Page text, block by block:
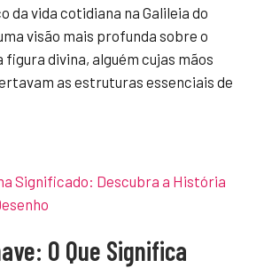
da vida cotidiana na Galileia do
visão mais profunda sobre o
divina, alguém cujas mãos
as estruturas essenciais de
Significado: Descubra a História
O Que Significa